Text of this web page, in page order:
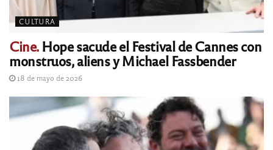
CULTURA
Cine.Hope sacude el Festival de Cannes con
monstruos, aliens y Michael Fassbender
18 de mayo de 2026